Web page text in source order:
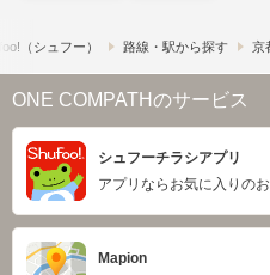
（シュフー） 路線・駅から探す 京
ONE COMPATHのサービス
シュフーチラシアプリ
アプリならお気に入りの
Mapion